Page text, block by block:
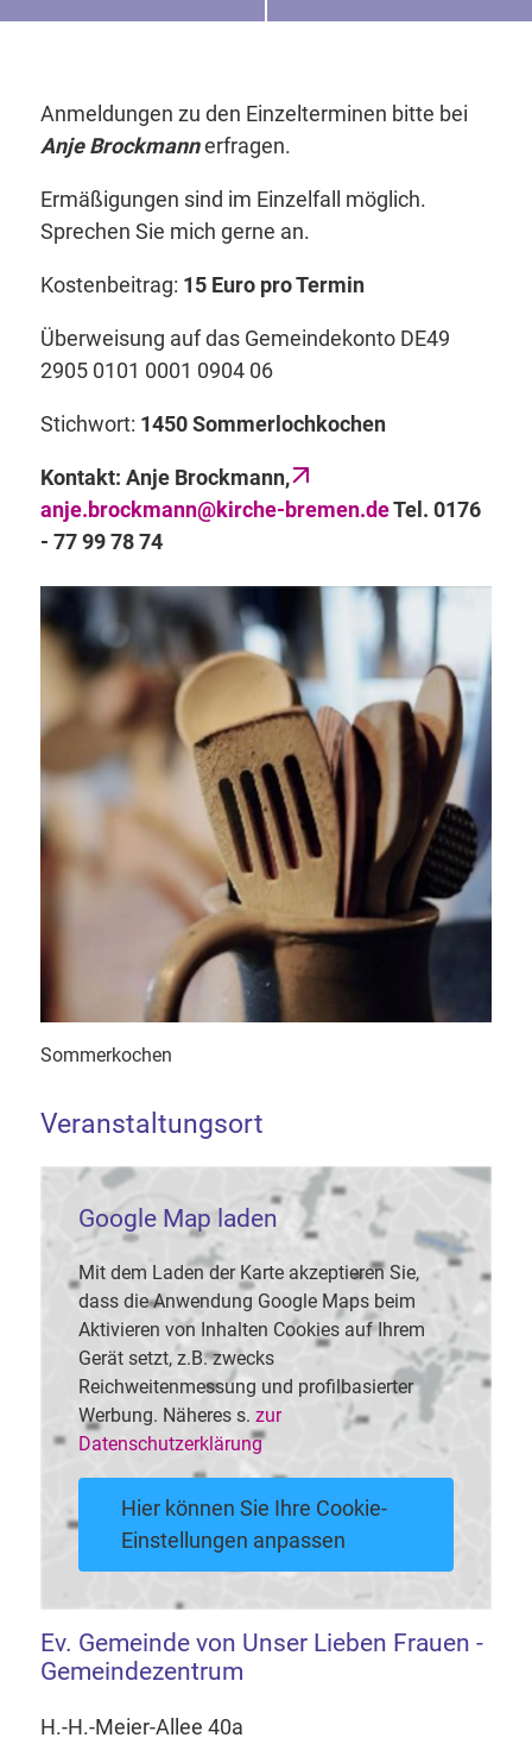
Anmeldungen zu den Einzelterminen bitte bei
Anje Brockmannerfragen.
Ermäßigungen sind im Einzelfall möglich.
Sprechen Sie mich gerne an.
Kostenbeitrag: 15 Euro pro Termin
Überweisung auf das Gemeindekonto DE49
2905 0101 0001 0904 06
Stichwort: 1450 Sommerlochkochen
Kontakt: Anje Brockmann,
anje.brockmann@kirche-bremen.deTel. 0176
- 77 99 78 74
Sommerkochen
Veranstaltungsort
Google Map laden
Mit dem Laden der Karte akzeptieren Sie,
dass die Anwendung Google Maps beim
Aktivieren von Inhalten Cookies auf Ihrem
Gerät setzt, z.B. zwecks
Reichweitenmessung und profilbasierter
Werbung. Näheres s. zur
Datenschutzerklärung
Hier können Sie Ihre Cookie-
Einstellungen anpassen
Ev. Gemeinde von Unser Lieben Frauen -
Gemeindezentrum
H.-H.-Meier-Allee 40a